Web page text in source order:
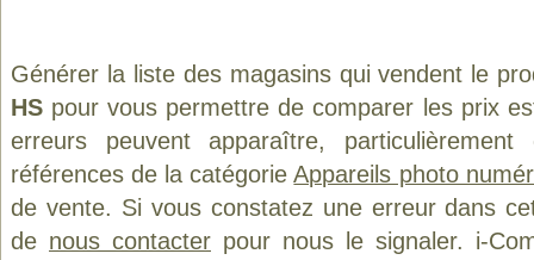
Générer la liste des magasins qui vendent le
HS pour vous permettre de comparer les prix
erreurs peuvent apparaître,
références de la catégorieAppareils photo
de vente. Si vous constatez une erreur dans
de nous contacter pour nous le signaler. i-